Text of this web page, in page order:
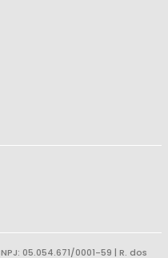
05.054.671/0001-59 | R. dos